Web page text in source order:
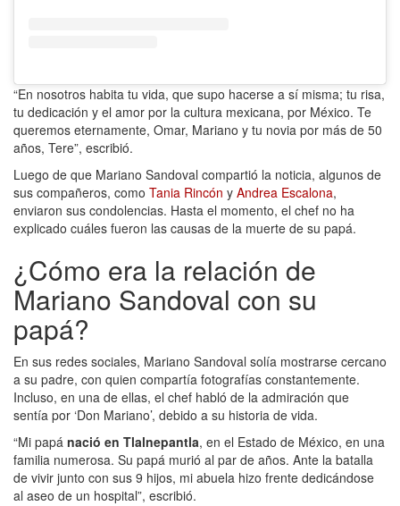
“En nosotros habita tu vida, que supo hacerse a sí misma; tu risa,
tu dedicación y el amor por la cultura mexicana, por México. Te
queremos eternamente, Omar, Mariano y tu novia por más de 50
años, Tere”, escribió.
Luego de que Mariano Sandoval compartió la noticia, algunos de
sus compañeros, como Tania Rincón y Andrea Escalona,
enviaron sus condolencias. Hasta el momento, el chef no ha
explicado cuáles fueron las causas de la muerte de su papá.
¿Cómo era la relación de
Mariano Sandoval con su
papá?
En sus redes sociales, Mariano Sandoval solía mostrarse cercano
a su padre, con quien compartía fotografías constantemente.
Incluso, en una de ellas, el chef habló de la admiración que
sentía por ‘Don Mariano’, debido a su historia de vida.
“Mi papá nació en Tlalnepantla, en el Estado de México, en una
familia numerosa. Su papá murió al par de años. Ante la batalla
de vivir junto con sus 9 hijos, mi abuela hizo frente dedicándose
al aseo de un hospital”, escribió.